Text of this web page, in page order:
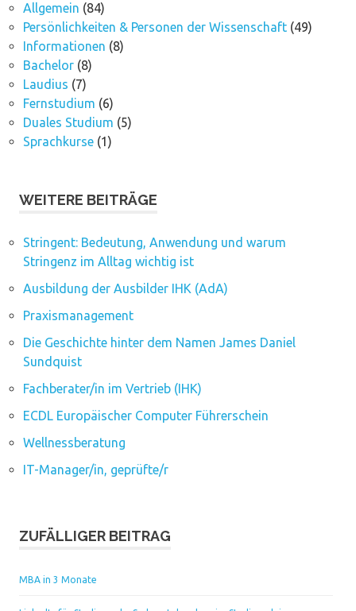
Allgemein (84)
Persönlichkeiten & Personen der Wissenschaft(49)
Informationen (8)
Bachelor(8)
Laudius (7)
Fernstudium (6)
Duales Studium (5)
Sprachkurse(1)
WEITERE BEITRÄGE
Stringent: Bedeutung, Anwendung und warum
Stringenz im Alltag wichtig ist
Ausbildung der Ausbilder IHK (AdA)
Praxismanagement
Die Geschichte hinter dem Namen James Daniel
Sundquist
Fachberater/in im Vertrieb (IHK)
ECDL Europäischer Computer Führerschein
Wellnessberatung
IT-Manager/in, geprüfte/r
ZUFÄLLIGER BEITRAG
MBA in 3 Monate